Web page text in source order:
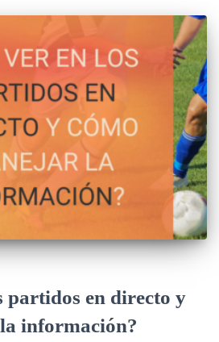
partidos en directo y
información?